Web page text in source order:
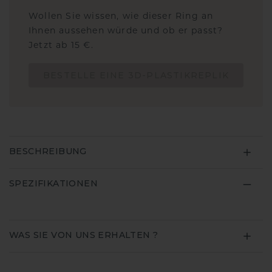
Wollen Sie wissen, wie dieser Ring an
Ihnen aussehen würde und ob er passt?
Jetzt ab 15 €.
BESCHREIBUNG
SPEZIFIKATIONEN
WAS SIE VON UNS ERHALTEN ?